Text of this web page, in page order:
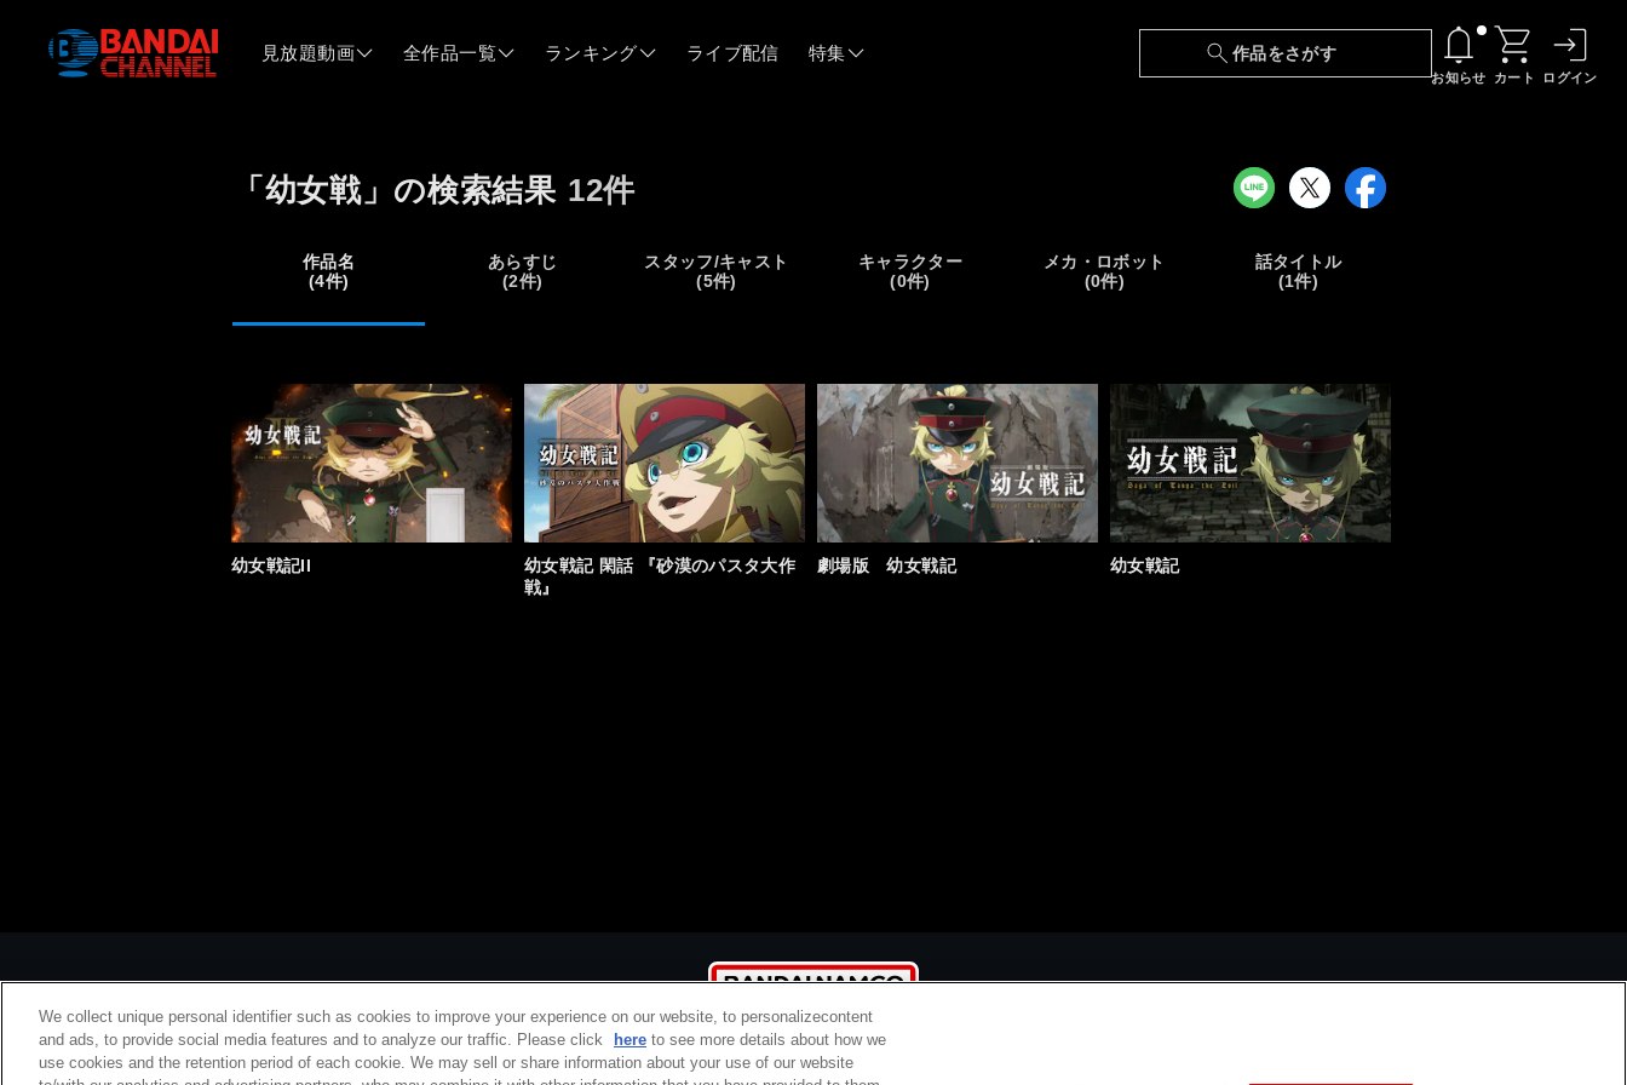
見放題動画 全作品一覧 ランキング ライブ配信 特集 作品をさがす
お知らせ
『最強の王様、二度目の人生は何をする？』第
【障害】映像再生における不具合に関しまして
らせ
04/28
【障害】Android TVにおける不具合に関しまし
て
お知らせ一覧へ
カート ログイン
「幼女戦」の検索結果 12件
作品名
(4件)
あらすじ
(2件)
スタッフ/キャスト
(5件)
キャラクター
(0件)
メカ・ロボット
(0件)
話タイトル
(1件)
幼女戦記II
幼女戦記 閑話 『砂漠のパスタ大作
戦』
劇場版 幼女戦記 幼女戦記
We collect unique personal identifier such as cookies to improve your experience on our website, to personalizecontent
and ads, to provide social media features and to analyze our traffic. Please click
here to see more details about how we
use cookies and the retention period of each cookie. We may sell or share information about your use of our website